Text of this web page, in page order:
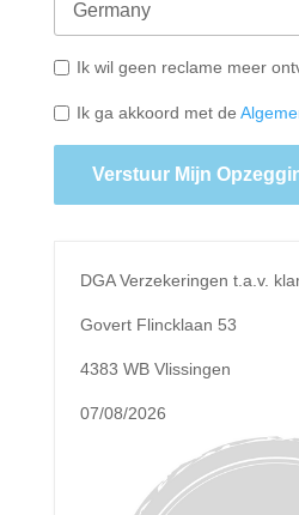
Ik wil geen reclame meer
Ik ga akkoord met de
Verstuur Mijn
DGA Verzekeringen t.a.v.
Govert Flincklaan 53
4383 WB Vlissingen
07/08/2026